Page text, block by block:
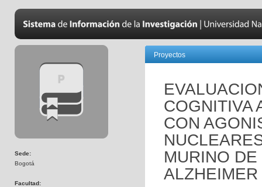
Sede:
Bogotá
Facultad:
Proyectos
COGNITIVA
CON
MURINO